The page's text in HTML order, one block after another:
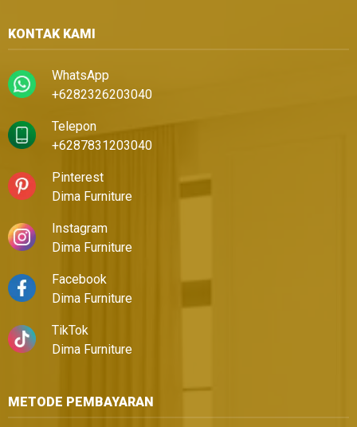
KONTAK KAMI
WhatsApp
+6282326203040
Telepon
+6287831203040
Pinterest
Dima Furniture
Instagram
Dima Furniture
Facebook
Dima Furniture
TikTok
Dima Furniture
METODE PEMBAYARAN